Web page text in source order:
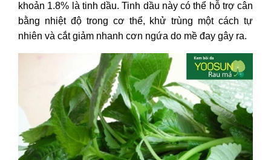
khoản 1.8% là tinh dầu. Tinh dầu này có thể hỗ trợ cân
bằng nhiệt độ trong cơ thể, khử trùng một cách tự
nhiên và cắt giảm nhanh cơn ngứa do mề đay gây ra.